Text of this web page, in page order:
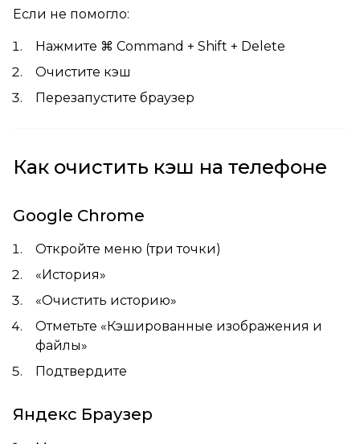
Если не помогло:
Нажмите ⌘ Command + Shift + Delete
Очистите кэш
Перезапустите браузер
Как очистить кэш на телефоне
Google Chrome
Откройте меню (три точки)
«История»
«Очистить историю»
Отметьте «Кэшированные изображения и
файлы»
Подтвердите
Яндекс Браузер